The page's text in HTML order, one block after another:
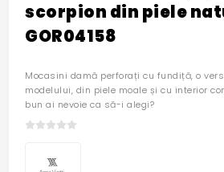
scorpion din piele
GOR04158
Mocasini damă perforați cu fundiță, o
modelului, din piele moale și cu interior
bun ai nevoie ca să-i alegi?